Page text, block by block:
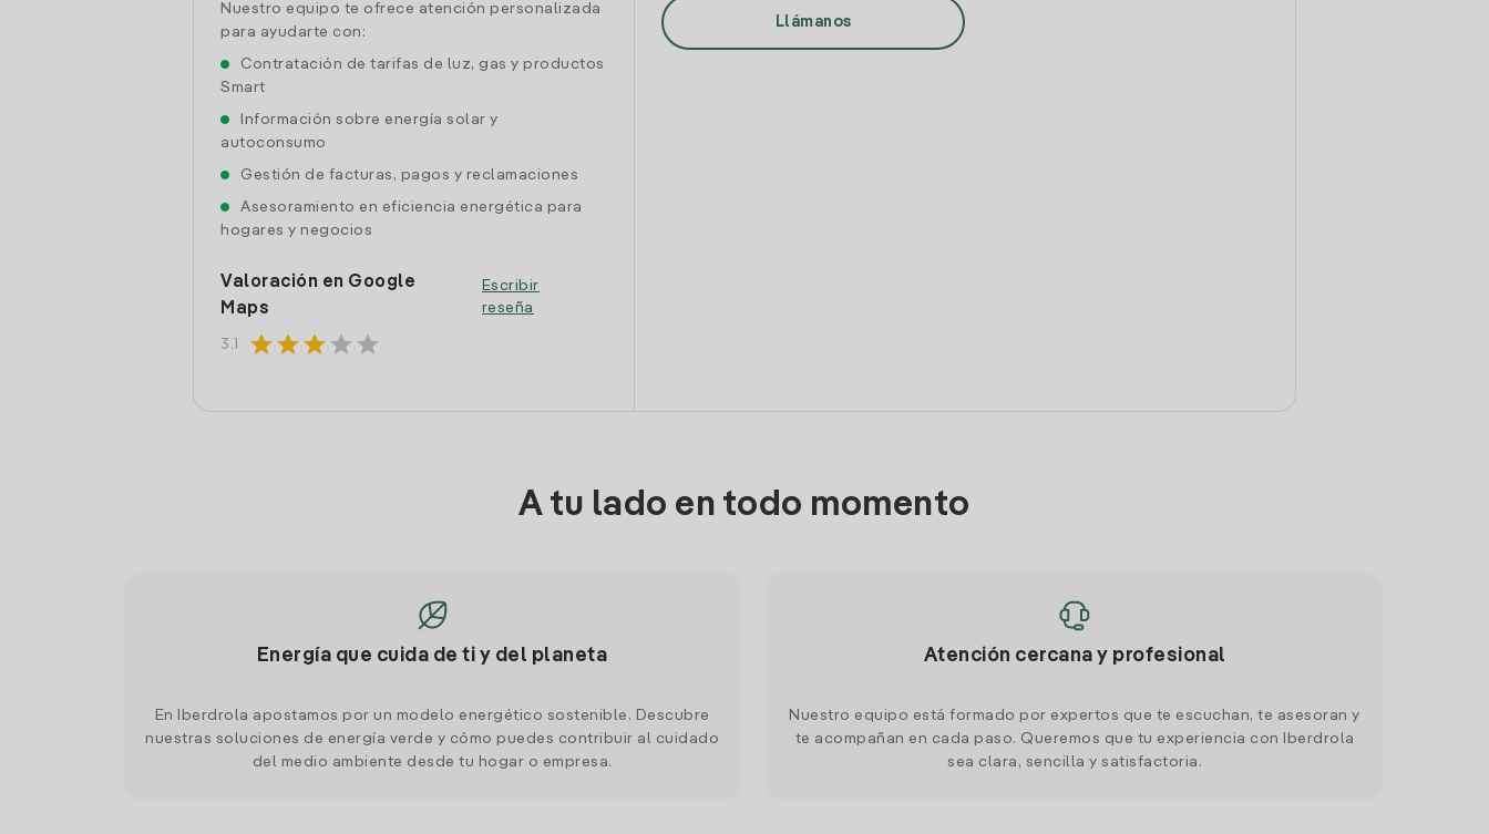
Nuestro equipo te ofrece atención personalizada
para ayudarte con:
Contratación de tarifas de luz, gas y productos
Smart
Información sobre energía solar y
autoconsumo
Gestión de facturas, pagos y reclamaciones
Asesoramiento en eficiencia energética para
hogares y negocios
Valoración en Google
Maps
3.1 starstarstar star star
Escribir
reseña
Llámanos
A tu lado en todo momento
Energía que cuida de ti y del planeta
En Iberdrola apostamos por un modelo energético sostenible. Descubre
nuestras soluciones de energía verde y cómo puedes contribuir al cuidado
del medio ambiente desde tu hogar o empresa.
Atención cercana y profesional
Nuestro equipo está formado por expertos que te escuchan, te asesoran y
te acompañan en cada paso. Queremos que tu experiencia con Iberdrola
sea clara, sencilla y satisfactoria.